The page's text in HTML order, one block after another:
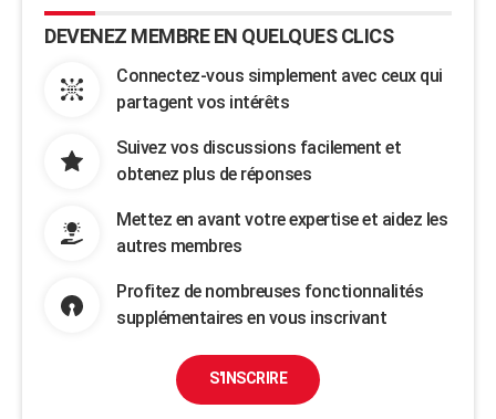
DEVENEZ MEMBRE EN QUELQUES CLICS
Connectez-vous simplement avec ceux qui
partagent vos intérêts
Suivez vos discussions facilement et
obtenez plus de réponses
Mettez en avant votre expertise et aidez les
autres membres
Profitez de nombreuses fonctionnalités
supplémentaires en vous inscrivant
S'INSCRIRE